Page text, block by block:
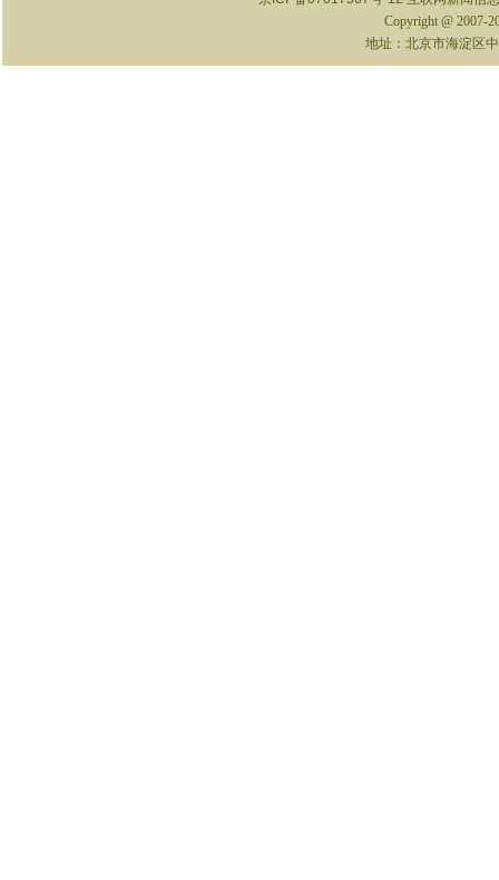
Copyright @ 2007-
地址：北京市海淀区